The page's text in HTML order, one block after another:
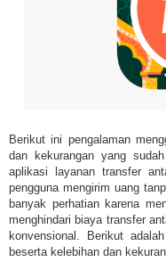
Berikut ini pengalaman
dan kekurangan yang
aplikasi layanan transfer
pengguna mengirim uang
banyak perhatian karena
menghindari biaya transfer
konvensional. Berikut
beserta kelebihan dan